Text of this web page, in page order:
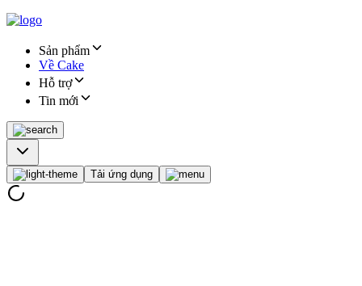
Sản phẩm
Về Cake
Hỗ trợ
Tin mới
Tải ứng dụng